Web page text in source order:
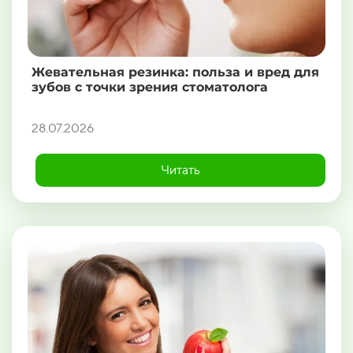
Жевательная резинка: польза и вред для
зубов с точки зрения стоматолога
28.07.2026
Читать